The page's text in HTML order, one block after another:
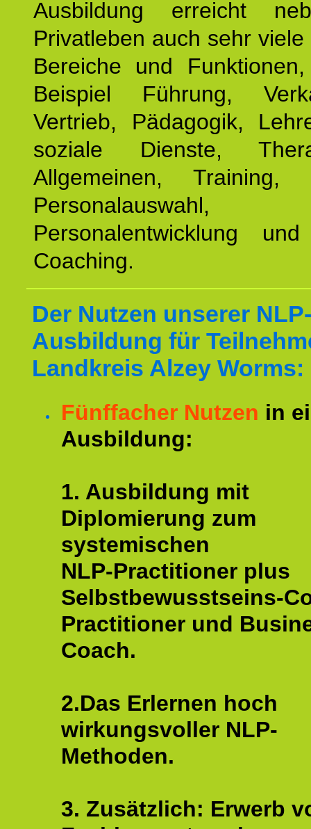
Ausbildung erreicht
Privatleben auch sehr
Bereiche und
Beispiel Führung,
Vertrieb, Pädagogik,
soziale Dienste,
Allgemeinen, Training,
Personalauswahl,
Personalentwicklung
Coaching.
Der Nutzen unserer
Ausbildung für
Landkreis Alzey Worms:
Fünffacher Nutzen in
Ausbildung:
1. Ausbildung mit
Diplomierung zum
systemischen
NLP-Practitioner plus
Selbstbewusstseins-
Practitioner und
Coach.
2.Das Erlernen hoch
wirkungsvoller NLP-
Methoden.
3. Zusätzlich: Erwerb